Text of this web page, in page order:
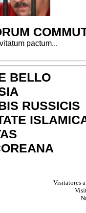
pactum...
BELLO
RUSSICIS
Visitatores